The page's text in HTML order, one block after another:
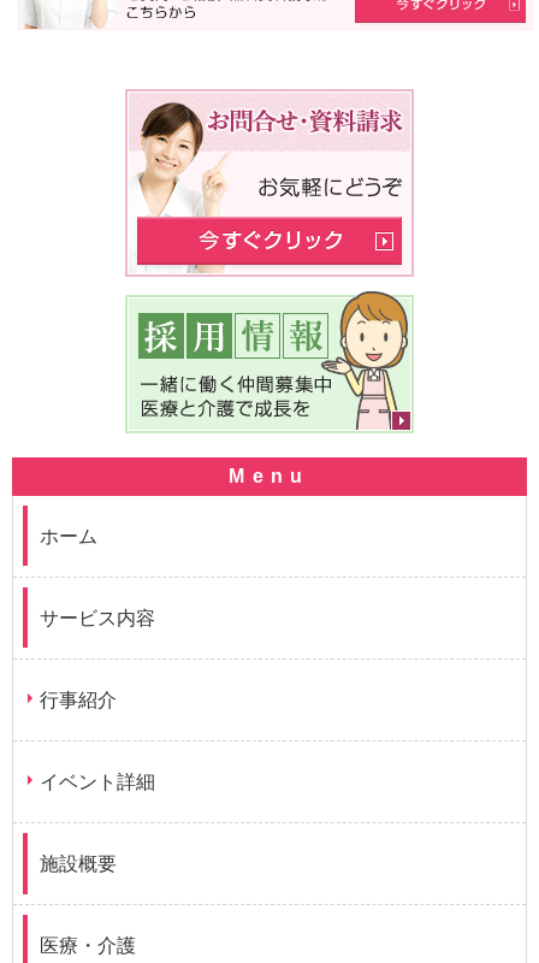
ホーム
サービス内容
行事紹介
イベント詳細
施設概要
医療・介護